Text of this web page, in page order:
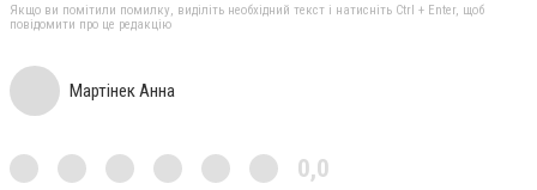
Якщо ви помітили помилку, виділіть необхідний текст і натисніть Ctrl + Enter, щоб
повідомити про це редакцію
Мартінек Анна
0,0